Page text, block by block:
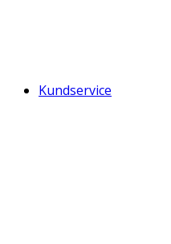
Kundservice